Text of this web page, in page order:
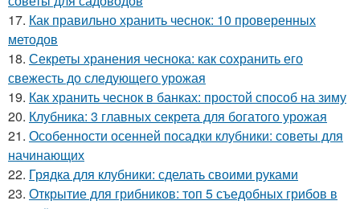
17. Как правильно хранить чеснок: 10 проверенных
методов
18. Секреты хранения чеснока: как сохранить его
свежесть до следующего урожая
19. Как хранить чеснок в банках: простой способ на зиму
20. Клубника: 3 главных секрета для богатого урожая
21. Особенности осенней посадки клубники: советы для
начинающих
22. Грядка для клубники: сделать своими руками
23. Открытие для грибников: топ 5 съедобных грибов в